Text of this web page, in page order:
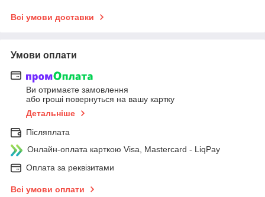
Всі умови доставки
Умови оплати
Ви отримаєте замовлення
або гроші повернуться на вашу картку
Детальніше
Післяплата
Онлайн-оплата карткою Visa, Mastercard - LiqPay
Оплата за реквізитами
Всі умови оплати